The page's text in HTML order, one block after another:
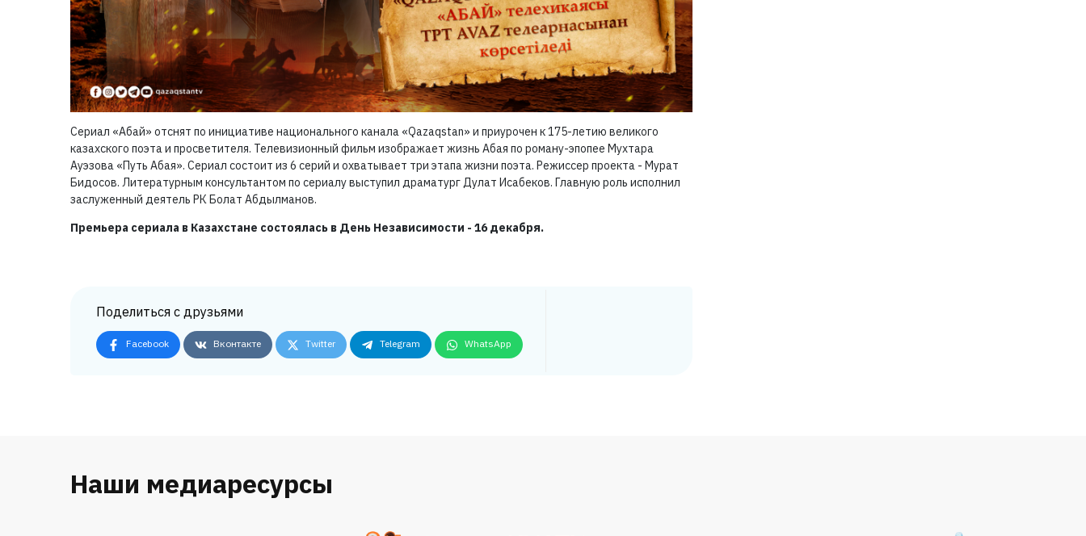
Сериал «Абай» отснят по инициативе национального канала «Qazaqstan» и приурочен к 175-летию великого
казахского поэта и просветителя. Телевизионный фильм изображает жизнь Абая по роману-эпопее Мухтара
Ауэзова «Путь Абая». Сериал состоит из 6 серий и охватывает три этапа жизни поэта. Режиссер проекта - Мурат
Бидосов. Литературным консультантом по сериалу выступил драматург Дулат Исабеков. Главную роль исполнил
заслуженный деятель РК Болат Абдылманов.
Премьера сериала в Казахстане состоялась в День Независимости - 16 декабря.
Поделиться с друзьями
Facebook Вконтакте Twitter Telegram WhatsApp
Наши медиаресурсы